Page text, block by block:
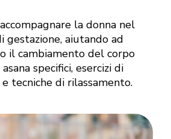
la donna nel
gestazione, aiutando ad
il cambiamento del corpo
specifici, esercizi di
tecniche di rilassamento.
Login